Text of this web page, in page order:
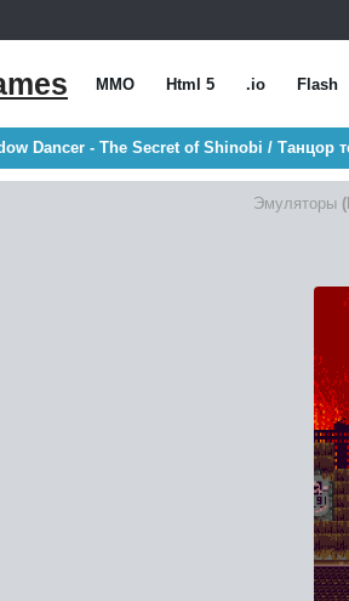
MMO Html 5 .io Flash
Dancer - The Secret of Shinobi / Танцор
Эмуляторы